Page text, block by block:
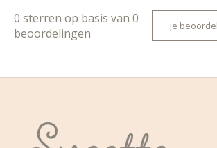
0 sterren op basis van 0
beoordelingen
Je